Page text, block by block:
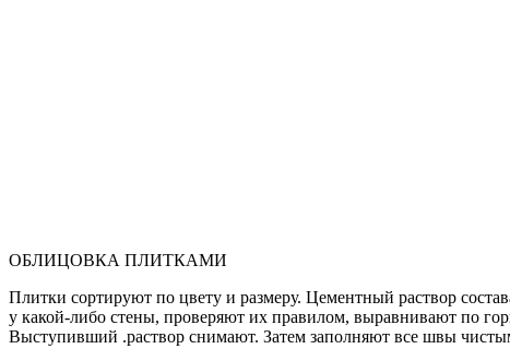
ОБЛИЦОВКА ПЛИТКАМИ
Плитки сортируют по цвету и размеру. Цементный раствор
у какой-либо стены, проверяют их правилом, выравнивают по
Выступивший .раствор снимают. Затем заполняют все швы